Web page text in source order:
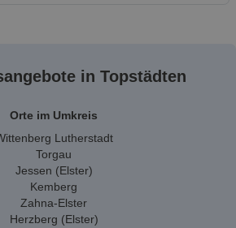
in Topstädten
Orte im Umkreis
Lutherstadt
Torgau
Jessen (Elster)
Kemberg
Zahna-Elster
Herzberg (Elster)